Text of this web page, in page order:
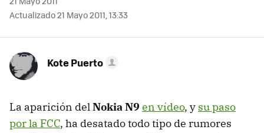
Actualizado 21 Mayo 2011, 13:33
Kote Puerto
La aparición delNokia N9 en vídeo, y su paso
por la FCC, ha desatado todo tipo de rumores